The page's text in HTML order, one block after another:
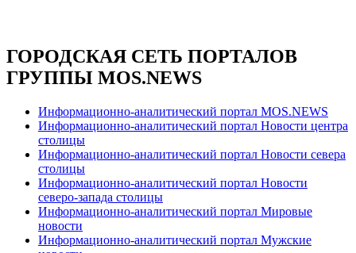
ГОРОДСКАЯ СЕТЬ ПОРТАЛОВ
ГРУППЫ MOS.NEWS
Информационно-аналитический портал MOS.NEWS
Информационно-аналитический портал Новости центра
столицы
Информационно-аналитический портал Новости севера
столицы
Информационно-аналитический портал Новости
северо-запада столицы
Информационно-аналитический портал Мировые
новости
Информационно-аналитический портал Мужские